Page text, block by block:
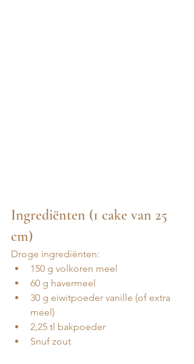
Ingrediënten (1 cake van 25
cm)
Droge ingrediënten:
150 g volkoren meel
60 g havermeel
30 g eiwitpoeder vanille (of extra
meel)
2,25 tl bakpoeder
Snuf zout